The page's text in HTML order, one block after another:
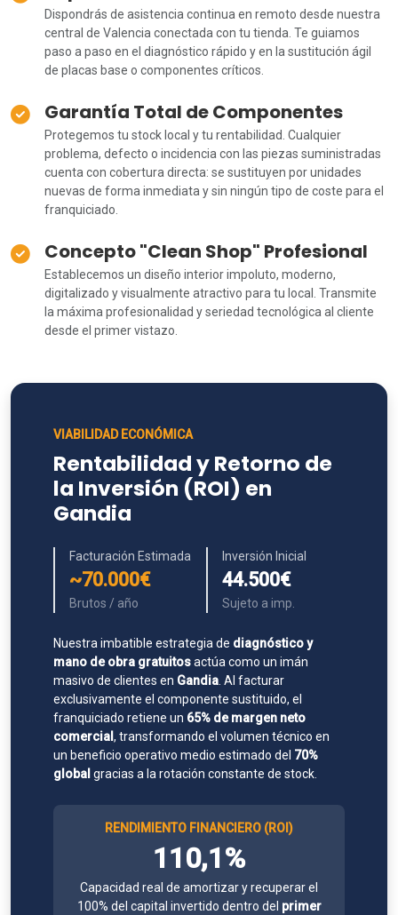
Dispondrás de asistencia continua en remoto desde nuestra
central de Valencia conectada con tu tienda. Te guiamos
paso a paso en el diagnóstico rápido y en la sustitución ágil
de placas base o componentes críticos.
Garantía Total de Componentes
Protegemos tu stock local y tu rentabilidad. Cualquier
problema, defecto o incidencia con las piezas suministradas
cuenta con cobertura directa: se sustituyen por unidades
nuevas de forma inmediata y sin ningún tipo de coste para el
franquiciado.
Concepto "Clean Shop" Profesional
Establecemos un diseño interior impoluto, moderno,
digitalizado y visualmente atractivo para tu local. Transmite
la máxima profesionalidad y seriedad tecnológica al cliente
desde el primer vistazo.
VIABILIDAD ECONÓMICA
Rentabilidad y Retorno de
la Inversión (ROI) en
Gandia
Facturación Estimada
~70.000€
Brutos / año
Inversión Inicial
44.500€
Sujeto a imp.
Nuestra imbatible estrategia de diagnóstico y
mano de obra gratuitosactúa como un imán
masivo de clientes en Gandia . Al facturar
exclusivamente el componente sustituido, el
franquiciado retiene un 65% de margen neto
comercial , transformando el volumen técnico en
un beneficio operativo medio estimado del 70%
global gracias a la rotación constante de stock.
RENDIMIENTO FINANCIERO (ROI)
110,1%
Capacidad real de amortizar y recuperar el
100% del capital invertido dentro del primer